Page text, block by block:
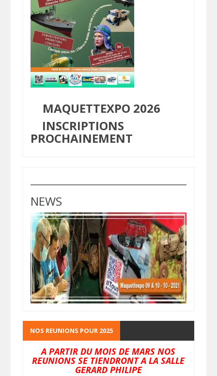
MAQUETTEXPO 2026
INSCRIPTIONS
PROCHAINEMENT
NEWS
NOS REUNIONS POUR 2025
A PARTIR DU MOIS DE MARS NOS
REUNIONS SE TIENDRONT A LA SALLE
GERARD PHILIPE